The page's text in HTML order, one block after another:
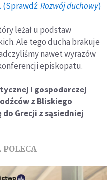
(Sprawdź:Rozwój duchowy)
leżał u podstaw
Ale tego ducha brakuje
nawet wyrazów
episkopatu.
i gospodarczej
z Bliskiego
Grecji z sąsiedniej
POLECA